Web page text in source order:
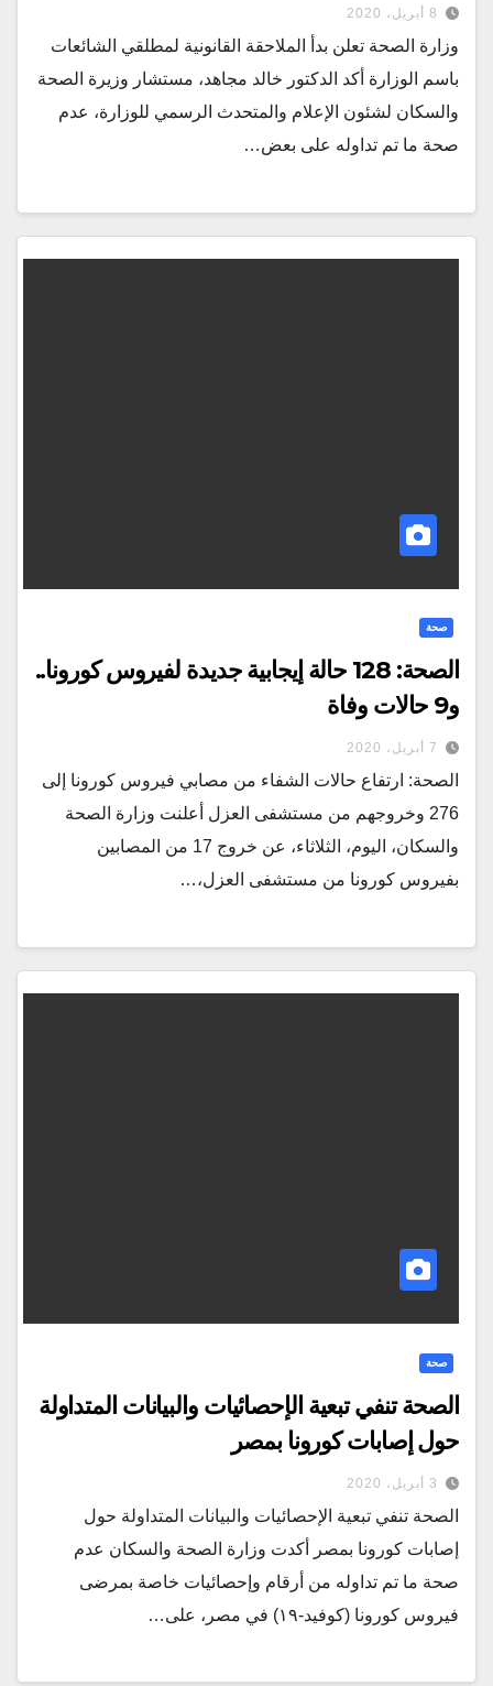
8 أبريل، 2020
وزارة الصحة تعلن بدأ الملاحقة القانونية لمطلقي الشائعات
باسم الوزارة أكد الدكتور خالد مجاهد، مستشار وزيرة الصحة
والسكان لشئون الإعلام والمتحدث الرسمي للوزارة، عدم
صحة ما تم تداوله على بعض…
صحة
الصحة: 128 حالة إيجابية جديدة لفيروس كورونا..
و9 حالات وفاة
7 أبريل، 2020
الصحة: ارتفاع حالات الشفاء من مصابي فيروس كورونا إلى
276 وخروجهم من مستشفى العزل أعلنت وزارة الصحة
والسكان، اليوم، الثلاثاء، عن خروج 17 من المصابين
بفيروس كورونا من مستشفى العزل،…
صحة
الصحة تنفي تبعية الإحصائيات والبيانات المتداولة
حول إصابات كورونا بمصر
3 أبريل، 2020
الصحة تنفي تبعية الإحصائيات والبيانات المتداولة حول
إصابات كورونا بمصر أكدت وزارة الصحة والسكان عدم
صحة ما تم تداوله من أرقام وإحصائيات خاصة بمرضى
فيروس كورونا (كوفيد-١٩) في مصر، على…